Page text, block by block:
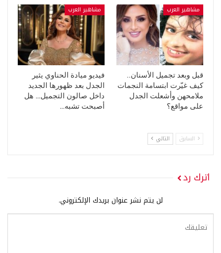
مشاهير العرب
قبل وبعد تجميل الأسنان..
كيف غيّرت ابتسامة النجمات
ملامحهن وأشعلت الجدل
على مواقع؟
مشاهير العرب
فيديو ميادة الحناوي يثير
الجدل بعد ظهورها الجديد
داخل صالون التجميل… هل
أصبحت تشبه…
السابق التالي
اترك رد
لن يتم نشر عنوان بريدك الإلكتروني.